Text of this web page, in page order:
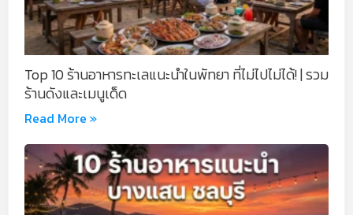
Top 10 ร้านอาหารทะเลแนะนำในพัทยา ที่ไม่ไปไม่ได้! | รวม
ร้านดังและเมนูเด็ด
Read More »